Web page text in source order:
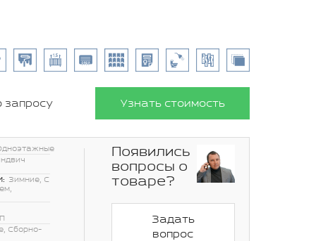
запросу Узнать стоимость
Зимние, С
Сборно-
Появились
вопросы о
товаре?
Задать
вопрос